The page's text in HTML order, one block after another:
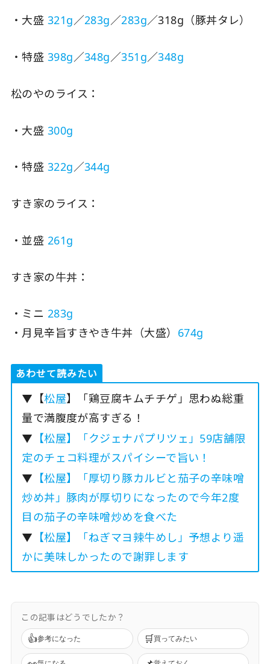
・大盛 321g／283g／283g／318g（豚丼タレ）
・特盛 398g／348g／351g／348g
松のやのライス：
・大盛 300g
・特盛 322g／344g
すき家のライス：
・並盛 261g
すき家の牛丼：
・ミニ 283g
・月見辛旨すきやき牛丼（大盛） 674g
あわせて読みたい
▼【松屋】「鶏豆腐キムチチゲ」思わぬ総重
量で満腹度が高すぎる！
▼ 【松屋】「クジェナパプリツェ」59店舗限
定のチェコ料理がスパイシーで旨い！
▼ 【松屋】「厚切り豚カルビと茄子の辛味噌
炒め丼」豚肉が厚切りになったので今年2度
目の茄子の辛味噌炒めを食べた
▼ 【松屋】「ねぎマヨ辣牛めし」予想より遥
かに美味しかったので謝罪します
この記事はどうでしたか？
👍参考になった 🛒買ってみたい